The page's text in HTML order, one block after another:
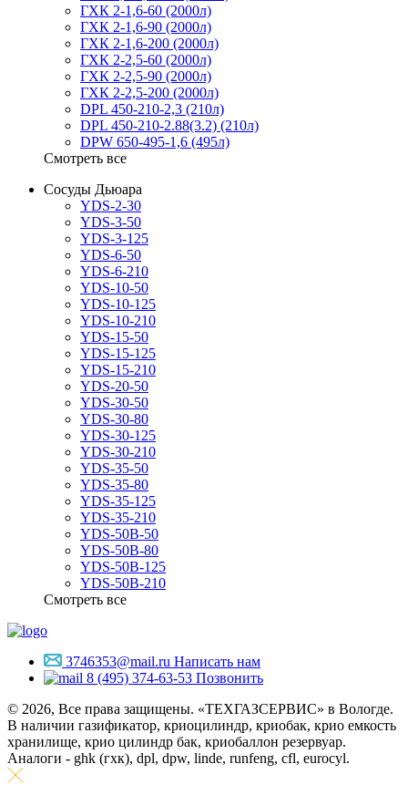
ГХК 2-1,6-60 (2000л)
ГХК 2-1,6-90 (2000л)
ГХК 2-1,6-200 (2000л)
ГХК 2-2,5-60 (2000л)
ГХК 2-2,5-90 (2000л)
ГХК 2-2,5-200 (2000л)
DPL 450-210-2,3 (210л)
DPL 450-210-2.88(3.2) (210л)
DPW 650-495-1,6 (495л)
Смотреть все
Сосуды Дьюара
YDS-2-30
YDS-3-50
YDS-3-125
YDS-6-50
YDS-6-210
YDS-10-50
YDS-10-125
YDS-10-210
YDS-15-50
YDS-15-125
YDS-15-210
YDS-20-50
YDS-30-50
YDS-30-80
YDS-30-125
YDS-30-210
YDS-35-50
YDS-35-80
YDS-35-125
YDS-35-210
YDS-50B-50
YDS-50B-80
YDS-50B-125
YDS-50B-210
Смотреть все
3746353@mail.ru Написать нам
8 (495) 374-63-53 Позвонить
© 2026, Все права защищены. «ТЕХГАЗСЕРВИС» в Вологде.
В наличии газификатор, криоцилиндр, криобак, крио емкость
хранилище, крио цилиндр бак, криобаллон резервуар.
Аналоги - ghk (гхк), dpl, dpw, linde, runfeng, cfl, eurocyl.